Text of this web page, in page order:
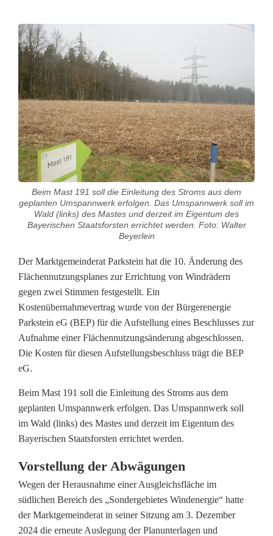
P
a
r
k
s
t
e
t
i
m
m
t
i
t
r
o
ß
Beim Mast 191 soll die Einleitung des Stroms aus dem
geplanten Umspannwerk erfolgen. Das Umspannwerk soll im
Wald (links) des Mastes und derzeit im Eigentum des
Bayerischen Staatsforsten errichtet werden. Foto: Walter
Beyerlein
Der Marktgemeinderat Parkstein hat die 10. Änderung des
Flächennutzungsplanes zur Errichtung von Windrädern
gegen zwei Stimmen festgestellt. Ein
Kostenübernahmevertrag wurde von der Bürgerenergie
Parkstein eG (BEP) für die Aufstellung eines Beschlusses zur
Aufnahme einer Flächennutzungsänderung abgeschlossen.
Die Kosten für diesen Aufstellungsbeschluss trägt die BEP
eG.
Beim Mast 191 soll die Einleitung des Stroms aus dem
geplanten Umspannwerk erfolgen. Das Umspannwerk soll
im Wald (links) des Mastes und derzeit im Eigentum des
Bayerischen Staatsforsten errichtet werden.
Vorstellung der Abwägungen
Wegen der Herausnahme einer Ausgleichsfläche im
südlichen Bereich des „Sondergebietes Windenergie“ hatte
der Marktgemeinderat in seiner Sitzung am 3. Dezember
2024 die erneute Auslegung der Planunterlagen und